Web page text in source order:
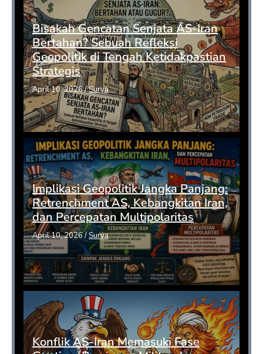
Bisakah Gencatan Senjata AS-Iran
Bertahan? Sebuah Refleksi
Geopolitik di Tengah Ketidakpastian
Strategis
April 10, 2026/Surya
Implikasi Geopolitik Jangka Panjang:
Retrenchment AS, Kebangkitan Iran,
dan Percepatan Multipolaritas
April 10, 2026/Surya
Konflik AS-Iran Memasuki Fase